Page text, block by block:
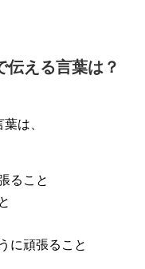
伝える言葉は？
は、
ること
に頑張ること